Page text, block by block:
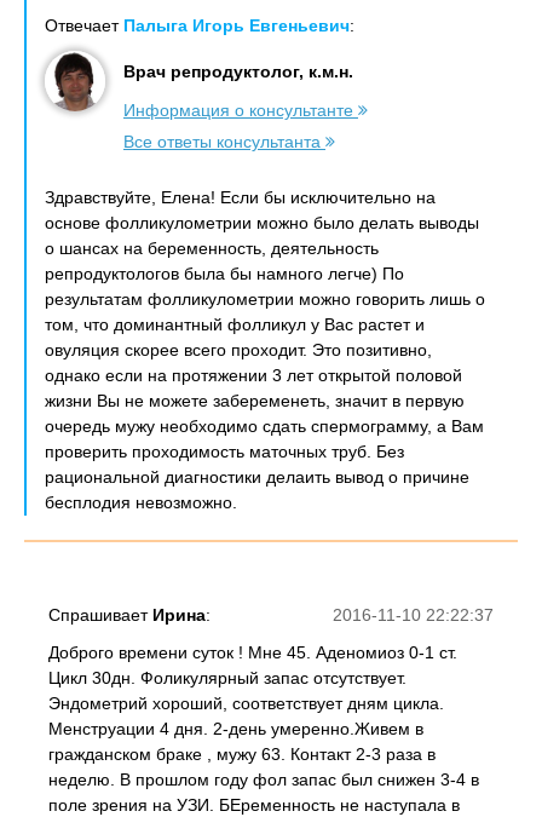
Отвечает Палыга Игорь Евгеньевич:
Врач репродуктолог, к.м.н.
Информация о консультанте
Все ответы консультанта
Здравствуйте, Елена! Если бы исключительно на
основе фолликулометрии можно было делать выводы
о шансах на беременность, деятельность
репродуктологов была бы намного легче) По
результатам фолликулометрии можно говорить лишь о
том, что доминантный фолликул у Вас растет и
овуляция скорее всего проходит. Это позитивно,
однако если на протяжении 3 лет открытой половой
жизни Вы не можете забеременеть, значит в первую
очередь мужу необходимо сдать спермограмму, а Вам
проверить проходимость маточных труб. Без
рациональной диагностики делаить вывод о причине
бесплодия невозможно.
2016-11-10 22:22:37
Спрашивает Ирина:
Доброго времени суток ! Мне 45. Аденомиоз 0-1 ст.
Цикл 30дн. Фоликулярный запас отсутствует.
Эндометрий хороший, соответствует дням цикла.
Менструации 4 дня. 2-день умеренно.Живем в
гражданском браке , мужу 63. Контакт 2-3 раза в
неделю. В прошлом году фол запас был снижен 3-4 в
поле зрения на УЗИ. БЕременность не наступала в